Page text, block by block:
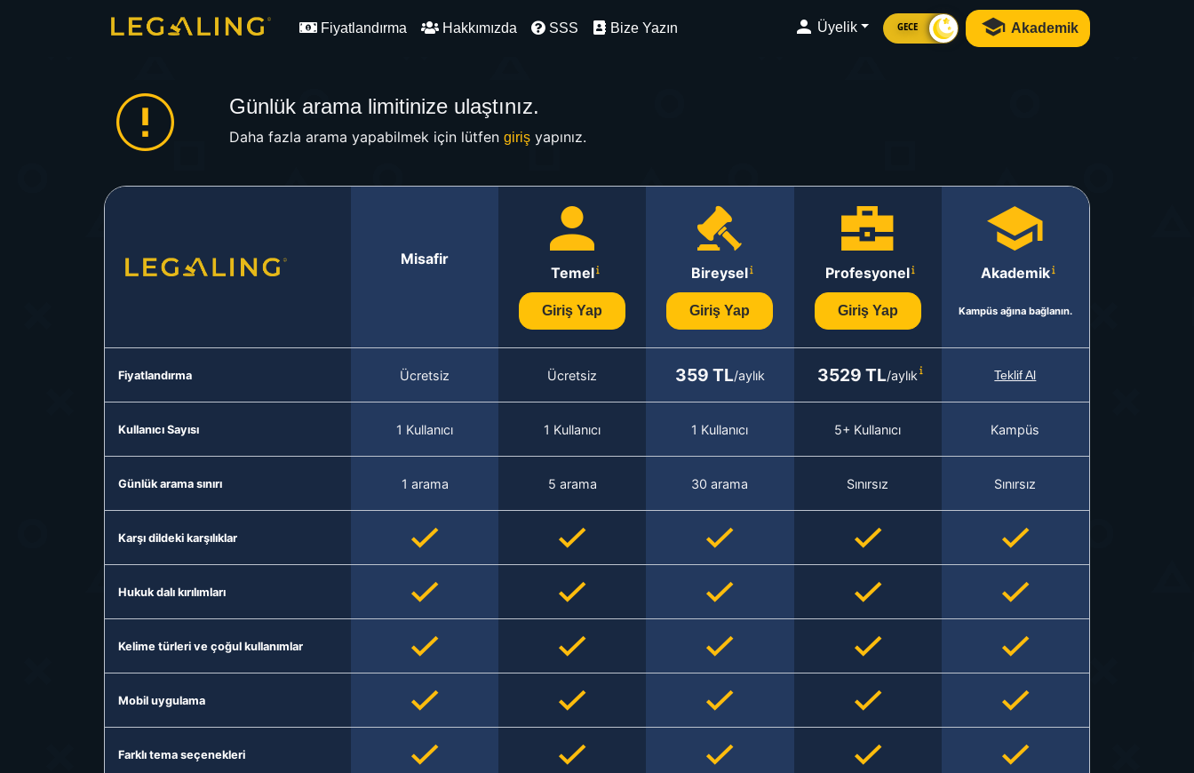
Fiyatlandırma Hakkımızda SSS Bize Yazın Üyelik GECE Akademik
Günlük arama limitinize ulaştınız.
Daha fazla arama yapabilmek için lütfen girişyapınız.
Misafir
Temel
Giriş Yap
Bireysel
Giriş Yap
Profesyonel
Giriş Yap
Akademik
Kampüs ağına bağlanın.
Fiyatlandırma Ücretsiz Ücretsiz 359 TL/aylık 3529 TL/aylık Teklif Al
Kullanıcı Sayısı 1 Kullanıcı 1 Kullanıcı 1 Kullanıcı 5+ Kullanıcı Kampüs
Günlük arama sınırı 1 arama 5 arama 30 arama Sınırsız Sınırsız
Karşı dildeki karşılıklar
Hukuk dalı kırılımları
Kelime türleri ve çoğul kullanımlar
Mobil uygulama
Farklı tema seçenekleri